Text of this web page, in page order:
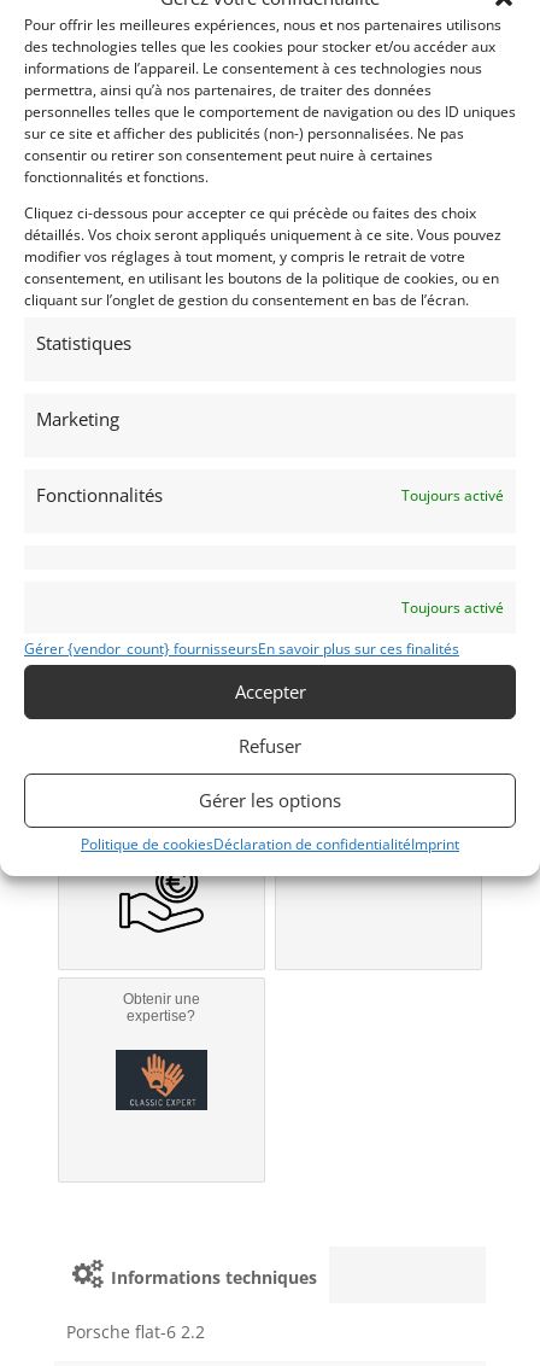
Pour offrir les meilleures expériences, nous et nos partenaires utilisons
des technologies telles que les cookies pour stocker et/ou accéder aux
informations de l’appareil. Le consentement à ces technologies nous
permettra, ainsi qu’à nos partenaires, de traiter des données
personnelles telles que le comportement de navigation ou des ID uniques
sur ce site et afficher des publicités (non-) personnalisées. Ne pas
consentir ou retirer son consentement peut nuire à certaines
fonctionnalités et fonctions.
Cliquez ci-dessous pour accepter ce qui précède ou faites des choix
détaillés. Vos choix seront appliqués uniquement à ce site. Vous pouvez
modifier vos réglages à tout moment, y compris le retrait de votre
consentement, en utilisant les boutons de la politique de cookies, ou en
cliquant sur l’onglet de gestion du consentement en bas de l’écran.
Statistiques
Marketing
Fonctionnalités Toujours activé
Toujours activé
Gérer {vendor_count} fournisseursEn savoir plus sur ces finalités
Accepter
Refuser
Gérer les options
Politique de cookiesDéclaration de confidentialitéImprint
Voir les 269 annonces de Franco LEMBO
Publié: 13 juillet 2021 (il y a 5 ans)
AUTO
Voitures de collection
Allemandes
911
financement ?
d’assurance?
Véhicule non éligible.
Obtenir une
expertise?
Informations techniques
Porsche flat-6 2.2